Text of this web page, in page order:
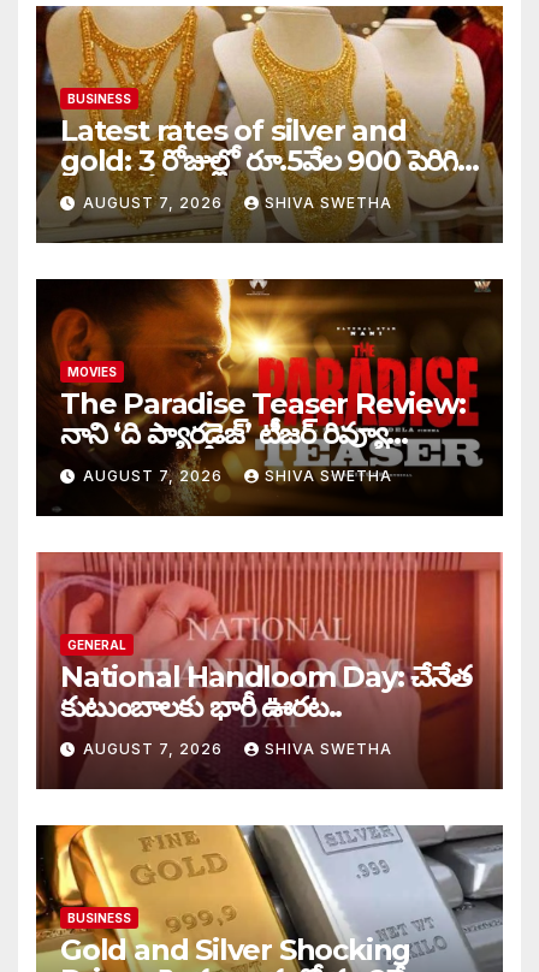
BUSINESS
Latest rates of silver and
gold: 3 రోజుల్లో రూ.5వేల 900 పెరిగిన
తులం గోల్డ్…
AUGUST 7, 2026 SHIVA SWETHA
MOVIES
The Paradise Teaser Review:
నాని ‘ది ప్యారడైజ్’ టీజర్ రివ్యూ…
AUGUST 7, 2026 SHIVA SWETHA
GENERAL
National Handloom Day: చేనేత
కుటుంబాలకు భారీ ఊరట..
AUGUST 7, 2026 SHIVA SWETHA
BUSINESS
Gold and Silver Shocking